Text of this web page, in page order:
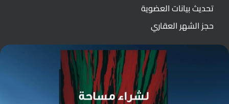
تحديث بيانات العضوية
حجز الشهر العقاري